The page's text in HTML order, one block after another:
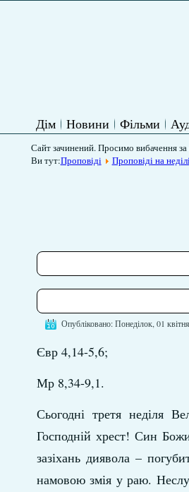
Дім Новини Фільми
Сайт зачинений. Просимо вибачення за
Ви тут:Проповіді Проповіді на
Опубліковано: Понеділок, 01
Євр 4,14-5,6;
Мр 8,34-9,1.
Сьогодні третя неділя
Господній хрест! Син
зазіхань диявола –
намовою змія у раю.